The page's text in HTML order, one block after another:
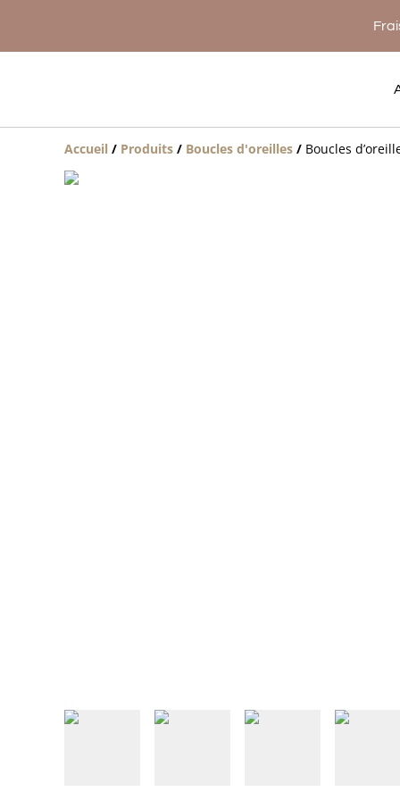
Accueil / Produits / Boucles d'oreilles / Boucles